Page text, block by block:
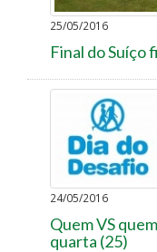
25/05/2016
Final do Suíço
24/05/2016
Quem VS
quarta (25)